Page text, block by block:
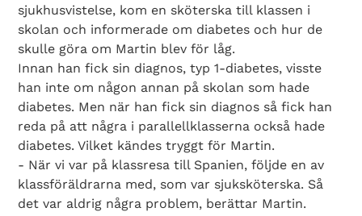
sjukhusvistelse, kom en sköterska till klassen i
skolan och informerade om diabetes och hur de
skulle göra om Martin blev för låg.
Innan han fick sin diagnos, typ 1-diabetes, visste
han inte om någon annan på skolan som hade
diabetes. Men när han fick sin diagnos så fick han
reda på att några i parallellklasserna också hade
diabetes. Vilket kändes tryggt för Martin.
- När vi var på klassresa till Spanien, följde en av
klassföräldrarna med, som var sjuksköterska. Så
det var aldrig några problem, berättar Martin.